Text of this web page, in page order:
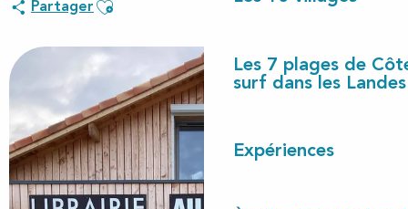
Les 7 plages de
surf dans les Landes
Expériences
Partager